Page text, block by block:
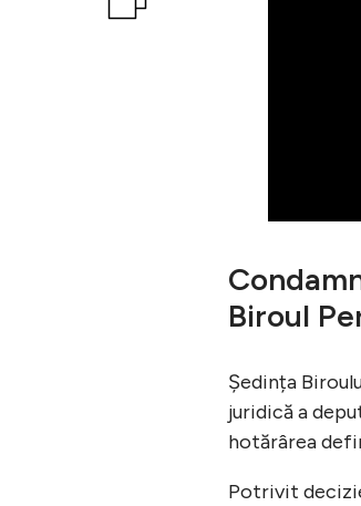
Biroul
Ședința
juridică a
hotărârea
Potrivit